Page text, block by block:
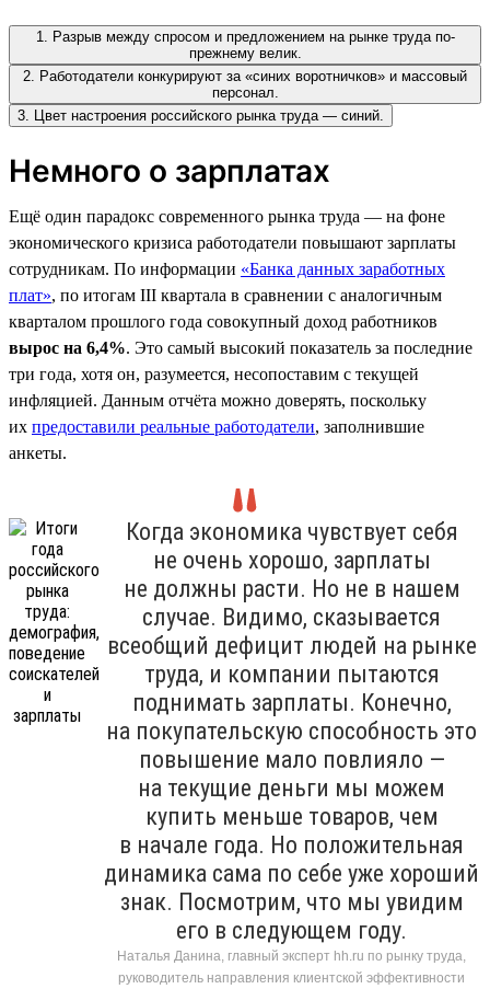
1. Разрыв между спросом и предложением на рынке труда по-
прежнему велик.
2. Работодатели конкурируют за «синих воротничков» и массовый
персонал.
3. Цвет настроения российского рынка труда — синий.
Немного о зарплатах
Ещё один парадокс современного рынка труда — на фоне
экономического кризиса работодатели повышают зарплаты
сотрудникам. По информации «Банка данных заработных
плат», по итогам III квартала в сравнении с аналогичным
кварталом прошлого года совокупный доход работников
вырос на 6,4%. Это самый высокий показатель за последние
три года, хотя он, разумеется, несопоставим с текущей
инфляцией. Данным отчёта можно доверять, поскольку
их предоставили реальные работодатели, заполнившие
анкеты.
Когда экономика чувствует себя
не очень хорошо, зарплаты
не должны расти. Но не в нашем
случае. Видимо, сказывается
всеобщий дефицит людей на рынке
труда, и компании пытаются
поднимать зарплаты. Конечно,
на покупательскую способность это
повышение мало повлияло —
на текущие деньги мы можем
купить меньше товаров, чем
в начале года. Но положительная
динамика сама по себе уже хороший
знак. Посмотрим, что мы увидим
его в следующем году.
Наталья Данина, главный эксперт hh.ru по рынку труда,
руководитель направления клиентской эффективности